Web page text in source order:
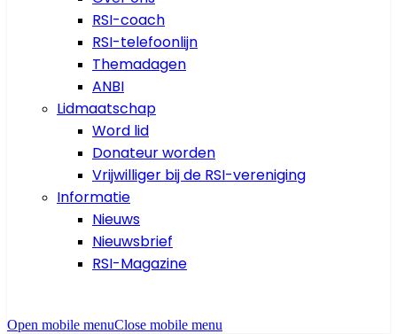
RSI-coach
RSI-telefoonlijn
Themadagen
ANBI
Lidmaatschap
Word lid
Donateur worden
Vrijwilliger bij de RSI-vereniging
Informatie
Nieuws
Nieuwsbrief
RSI-Magazine
Open mobile menuClose mobile menu